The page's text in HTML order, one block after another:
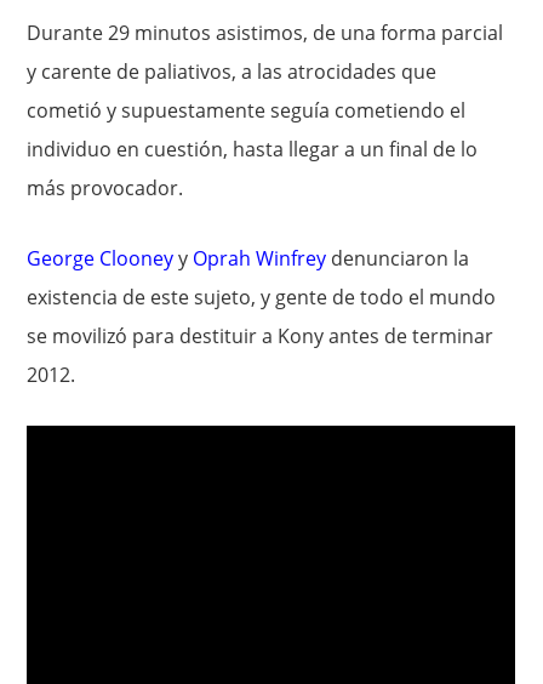
Durante 29 minutos asistimos, de una forma parcial
y carente de paliativos, a las atrocidades que
cometió y supuestamente seguía cometiendo el
individuo en cuestión, hasta llegar a un final de lo
más provocador.
George Clooneyy Oprah Winfrey denunciaron la
existencia de este sujeto, y gente de todo el mundo
se movilizó para destituir a Kony antes de terminar
2012.